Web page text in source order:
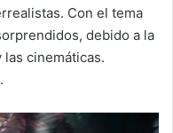
Con el tema
debido a la
cinemáticas.